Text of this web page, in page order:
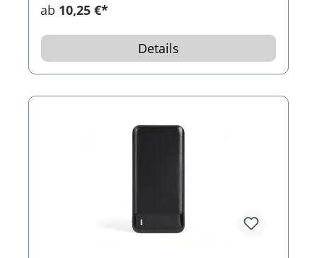
aufklappbaren Telefonhalterung ausgestattet.
ab 10,25 €*
Details